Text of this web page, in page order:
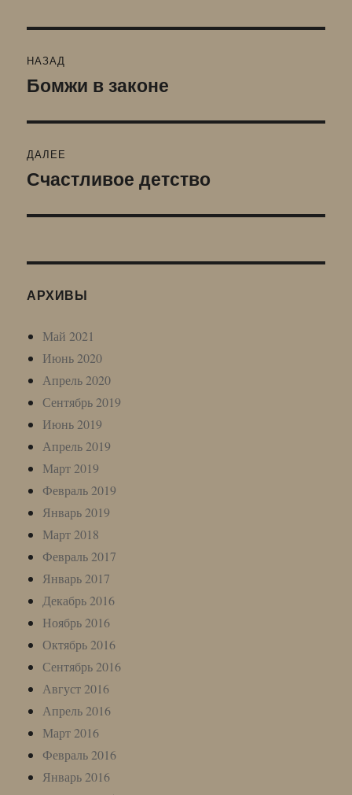
по
НАЗАД
Предыдущая
Бомжи в законе
ДАЛЕЕ
Следующая
Счастливое детство
АРХИВЫ
Май 2021
Июнь 2020
Апрель 2020
Сентябрь 2019
Июнь 2019
Апрель 2019
Март 2019
Февраль 2019
Январь 2019
Март 2018
Февраль 2017
Январь 2017
Декабрь 2016
Ноябрь 2016
Октябрь 2016
Сентябрь 2016
Август 2016
Апрель 2016
Март 2016
Февраль 2016
Январь 2016